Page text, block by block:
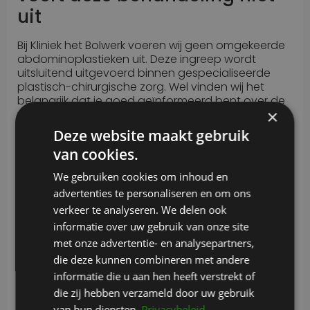
uit
Bij Kliniek het Bolwerk voeren wij geen omgekeerde
abdominoplastieken uit. Deze ingreep wordt
uitsluitend uitgevoerd binnen gespecialiseerde
plastisch-chirurgische zorg. Wel vinden wij het
belangrijk dat je goed geïnformeerd bent over de
verschillende operatieve mogelijkheden bij
huidoverschot en lichaamscontouring. Daarom
delen wij deze informatie via onze kennisbank.
dan adviseren wij contact op te nemen met een
ervaren plastisch chirurg die gespecialiseerd is in
buikcorrecties en lichaamscontourende chirurgie.
Deze kan beoordelen of deze ingreep passend is
bij jouw situatie en wensen.
Overwegingen en risico’s
Net als bij elke chirurgische ingreep zijn er enkele
risico’s verbonden aan een omgekeerde
×
Deze website maakt gebruik
van cookies.
We gebruiken cookies om inhoud en
advertenties te personaliseren en om ons
verkeer te analyseren. We delen ook
informatie over uw gebruik van onze site
met onze advertentie- en analysepartners,
die deze kunnen combineren met andere
informatie die u aan hen heeft verstrekt of
die zij hebben verzameld door uw gebruik